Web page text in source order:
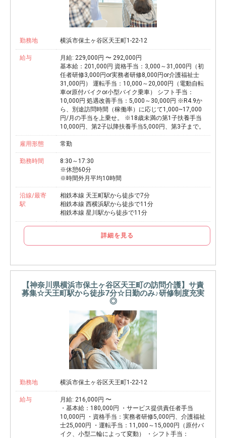
勤務地 横浜市保土ヶ谷区天王町1-22-12
給与
月給: 229,000円 〜 292,000円
基本給：201,000円 資格手当：3,000～31,000円（初
任者研修3,000円or実務者研修8,000円or介護福祉士
31,000円） 運転手当：10,000～20,000円（電動自転
車or原付バイクor小型バイク乗車） シフト手当：
10,000円 処遇改善手当：5,000～30,000円 ※R4.9か
ら、別途訪問時間（稼働率）に応じて1,000~17,000
円/月の手当を上乗せ。 ※18歳未満の第1子扶養手当
10,000円、第2子以降扶養手当5,000円、第3子まで。
雇用形態 常勤
勤務時間
8:30～17:30
※休憩60分
※時間外月平均10時間
沿線/最寄
駅
相鉄本線 天王町駅から徒歩で7分
相鉄本線 西横浜駅から徒歩で11分
相鉄本線 星川駅から徒歩で11分
詳細を見る
【神奈川県横浜市保土ヶ谷区天王町の訪問介護】サ責
募集☆天王町駅から徒歩7分☆日勤のみ♪研修制度充実
◎
勤務地 横浜市保土ヶ谷区天王町1-22-12
給与
月給: 216,000円 〜
・基本給：180,000円 ・サービス提供責任者手当
10,000円 ・資格手当：実務者研修5,000円、介護福祉
士25,000円 ・運転手当：11,000～15,000円（原付バ
イク、小型二輪によって変動） ・シフト手当：